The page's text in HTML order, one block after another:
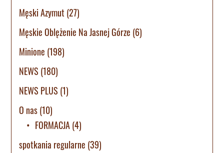
Męski Azymut (27)
Męskie Oblężenie Na Jasnej Górze (6)
Minione (198)
NEWS (180)
NEWS PLUS (1)
O nas(10)
FORMACJA(4)
spotkania regularne (39)